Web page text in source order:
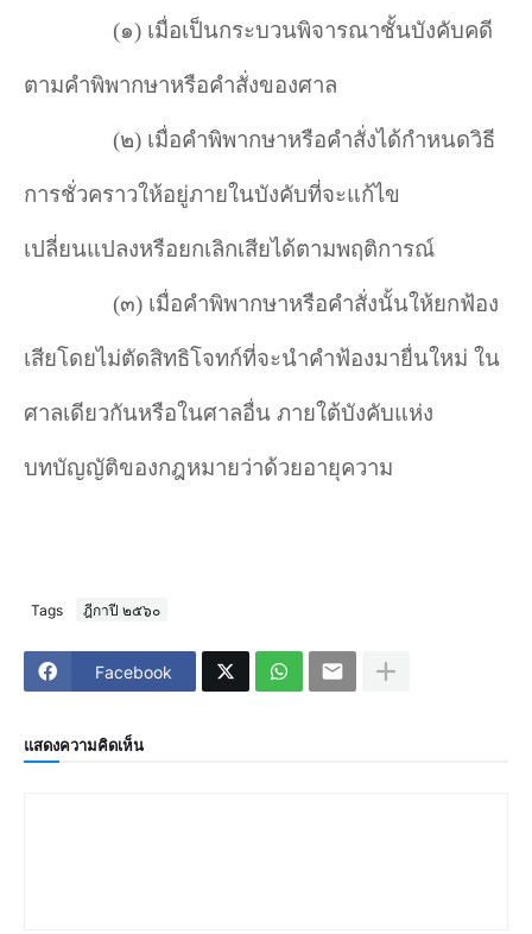
(๑) เมื่อเป็นกระบวนพิจารณาชั้นบังคับคดี
ตามคำพิพากษาหรือคำสั่งของศาล
(๒) เมื่อคำพิพากษาหรือคำสั่งได้กำหนดวิธี
การชั่วคราวให้อยู่ภายในบังคับที่จะแก้ไข
เปลี่ยนแปลงหรือยกเลิกเสียได้ตามพฤติการณ์
(๓) เมื่อคำพิพากษาหรือคำสั่งนั้นให้ยกฟ้อง
เสียโดยไม่ตัดสิทธิโจทก์ที่จะนำคำฟ้องมายื่นใหม่ ใน
ศาลเดียวกันหรือในศาลอื่น ภายใต้บังคับแห่ง
บทบัญญัติของกฎหมายว่าด้วยอายุความ
Tags ฎีกาปี ๒๕๖๐
Facebook
แสดงความคิดเห็น